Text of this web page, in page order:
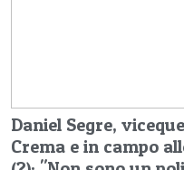
Daniel Segre,
Crema e in campo